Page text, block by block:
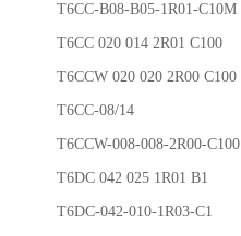
T6CC-B08-B05-1R01-C10M
T6CC 020 014 2R01 C100
T6CCW 020 020 2R00 C100
T6CC-08/14
T6CCW-008-008-2R00-C100
T6DC 042 025 1R01 B1
T6DC-042-010-1R03-C1